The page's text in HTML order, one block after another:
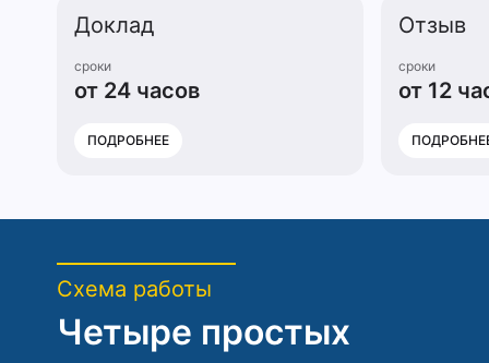
Доклад
сроки
от 24 часов
ПОДРОБНЕЕ
Отзыв
сроки
от 12
Схема работы
Четыре простых